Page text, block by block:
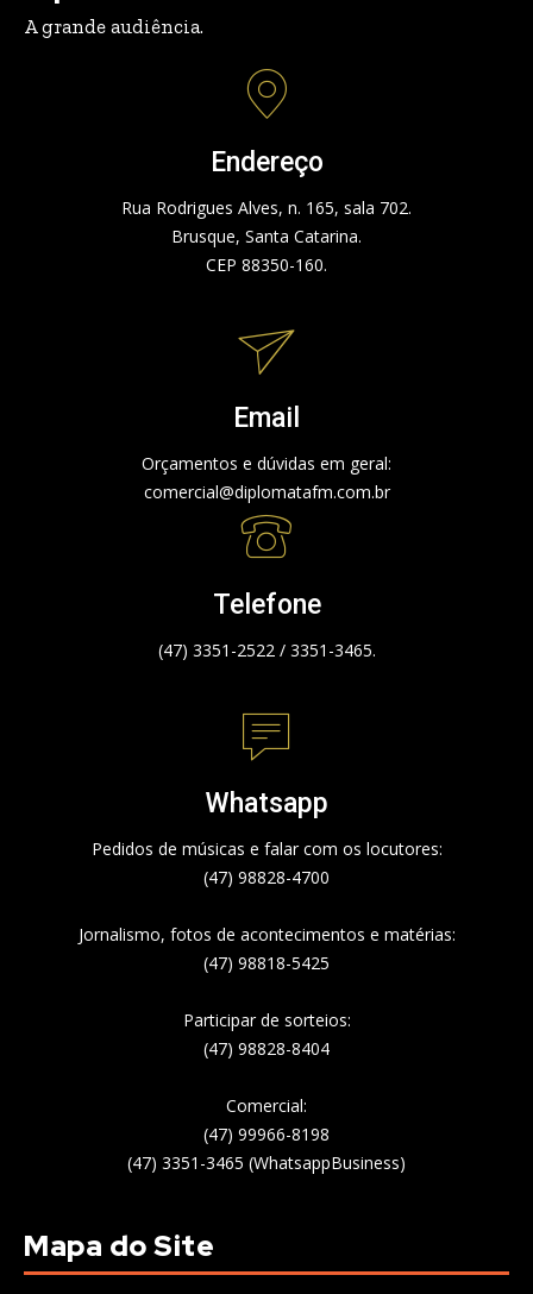
A grande audiência.
Endereço
Rua Rodrigues Alves, n. 165, sala 702.
Brusque, Santa Catarina.
CEP 88350-160.
Email
Orçamentos e dúvidas em geral:
comercial@diplomatafm.com.br
Telefone
(47) 3351-2522 / 3351-3465.
Whatsapp
Pedidos de músicas e falar com os locutores:
(47) 98828-4700
Jornalismo, fotos de acontecimentos e matérias:
(47) 98818-5425
Participar de sorteios:
(47) 98828-8404
Comercial:
(47) 99966-8198
(47) 3351-3465 (WhatsappBusiness)
Mapa do Site